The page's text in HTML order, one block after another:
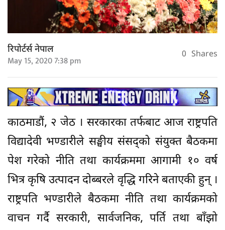
रिपोर्टर्स नेपाल
May 15, 2020 7:38 pm 0 Shares
काठमाडौं, २ जेठ । सरकारका तर्फबाट आज राष्ट्रपति
विद्यादेवी भण्डारीले सङ्घीय संसद्को संयुक्त बैठकमा
पेश गरेको नीति तथा कार्यक्रममा आगामी १० वर्ष
भित्र कृषि उत्पादन दोब्बरले वृद्धि गरिने बताएकी हुन् ।
राष्ट्रपति भण्डारीले बैठकमा नीति तथा कार्यक्रमको
वाचन गर्दै सरकारी, सार्वजनिक, पर्ति तथा बाँझो